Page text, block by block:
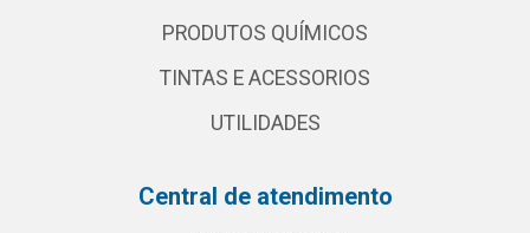
PRODUTOS QUÍMICOS
TINTAS E ACESSORIOS
UTILIDADES
Central de atendimento